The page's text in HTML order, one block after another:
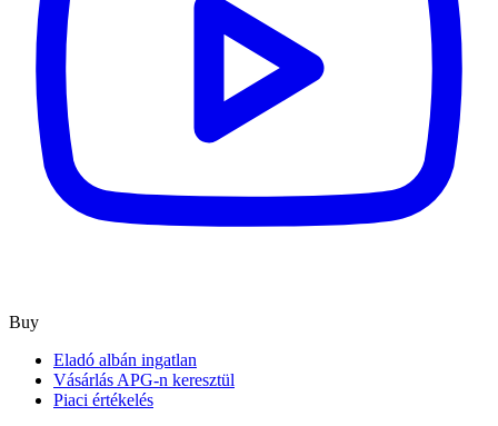
Buy
Eladó albán ingatlan
Vásárlás APG-n keresztül
Piaci értékelés